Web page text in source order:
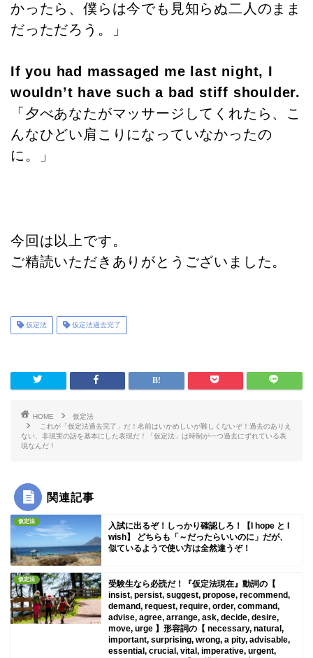
かったら、僕らは今でも見知らぬ二人のまま
だっただろう。」
If you had massaged me last night, I
wouldn’t have such a bad stiff shoulder.
「夕べあなたがマッサージしてくれたら、こ
んなひどい肩こりになっていなかったの
に。」
今回は以上です。
ご精読いただきありがとうございました。
仮定法 仮定法過去完了
HOME
仮定法
これが「仮定法過去完了」だ！名前はいかめしいが難しくないぞ！過去のありえ
ない、非現実の話を基本にした表現だ！「仮定法」は時制が一つ過去にずれている表
現なんだ！
関連記事
仮定法
入試に出るぞ！しっかり確認しろ！【I hope と I
wish】 どちらも「～だったらいいのに」だが、
似ているようで使い方は全然違うぞ！
仮定法
受験生なら必読だ！『仮定法現在』動詞の【
insist, persist, suggest, propose, recommend,
demand, request, require, order, command,
advise, agree, arrange, ask, decide, desire,
move, urge 】形容詞の【 necessary, natural,
important, surprising, wrong, a pity, advisable,
essential, crucial, vital, imperative, urgent,